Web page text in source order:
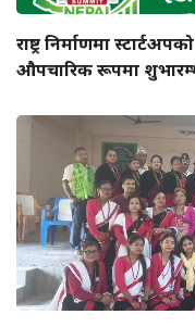
राष्ट्र निर्माणमा
औपचारिक रूपमा